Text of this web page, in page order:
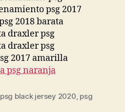
psg black jersey 2020, psg